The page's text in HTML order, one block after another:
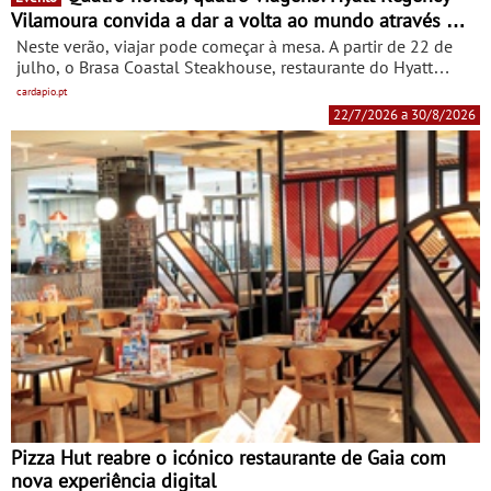
Vilamoura convida a dar a volta ao mundo através da
gastronomia - O Brasa Coastal Steakhouse apresenta
"Flavours of the World", uma nova experiência
gastronómica
Neste verão, viajar pode começar à mesa. A partir de 22 de
julho, o Brasa Coastal Steakhouse, restaurante do Hyatt
Regency Vilamoura, convida hóspedes e visitantes a
embarcarem numa viagem gastronómica pelos sabores do
mundo com Flavours of the World, um ciclo de jantares
temáticos que promete transformar cada noite numa nova
descoberta, durante todo o Verão até à primeira semana de
Setembro.
cardapio.pt
22/7/2026 a 30/8/2026
Pizza Hut reabre o icónico restaurante de Gaia com
nova experiência digital